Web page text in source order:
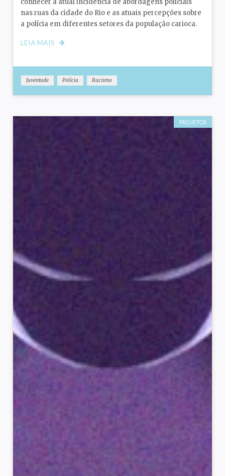
conhecer a atual incidência de abordagens policiais
nas ruas da cidade do Rio e as atuais percepções sobre
a polícia em diferentes setores da população carioca.
LEIA MAIS
Juventude Polícia Racismo
PROJETOS